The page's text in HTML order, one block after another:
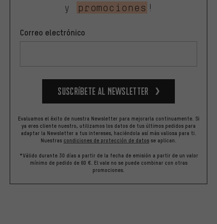
y promociones !
Correo electrónico
Suscríbete al newsletter
Evaluamos el éxito de nuestra Newsletter para mejorarla continuamente. Si
ya eres cliente nuestro, utilizamos los datos de tus últimos pedidos para
adaptar la Newsletter a tus intereses, haciéndola así más valiosa para ti.
Nuestras condiciones de protección de datos se aplican.
*Válido durante 30 días a partir de la fecha de emisión a partir de un valor
mínimo de pedido de 60 €. El vale no se puede combinar con otras
promociones.